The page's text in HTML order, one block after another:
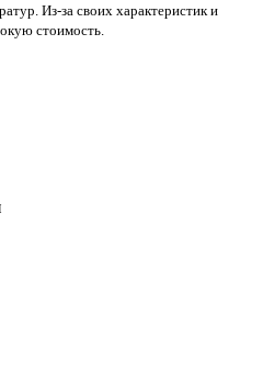
Из-за своих характеристик и
стоимость.